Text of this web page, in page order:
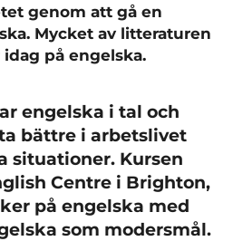
genom att gå en
Mycket av litteraturen
på engelska.
engelska i tal och
bättre i arbetslivet
situationer. Kursen
Centre i Brighton,
på engelska med
som modersmål.